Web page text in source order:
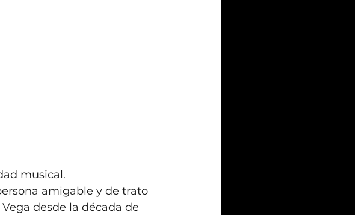
musical.
amigable y de trato
desde la década de